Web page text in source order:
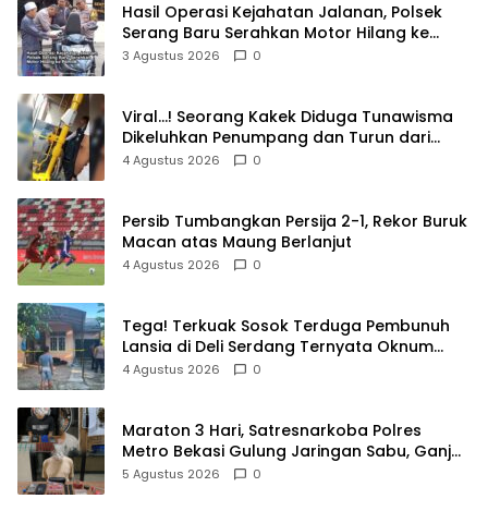
Hasil Operasi Kejahatan Jalanan, Polsek
Serang Baru Serahkan Motor Hilang ke
Pemilik
3 Agustus 2026 0
Viral…! Seorang Kakek Diduga Tunawisma
Dikeluhkan Penumpang dan Turun dari
TransJakarta Karena Bau Badan
4 Agustus 2026 0
Persib Tumbangkan Persija 2-1, Rekor Buruk
Macan atas Maung Berlanjut
4 Agustus 2026 0
Tega! Terkuak Sosok Terduga Pembunuh
Lansia di Deli Serdang Ternyata Oknum
Polisi Tetangga Korban
4 Agustus 2026 0
Maraton 3 Hari, Satresnarkoba Polres
Metro Bekasi Gulung Jaringan Sabu, Ganja,
dan Tramadol
5 Agustus 2026 0